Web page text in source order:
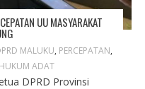
UU MASYARAKAT
MALUKU, PERCEPATAN,
ADAT
DPRD Provinsi